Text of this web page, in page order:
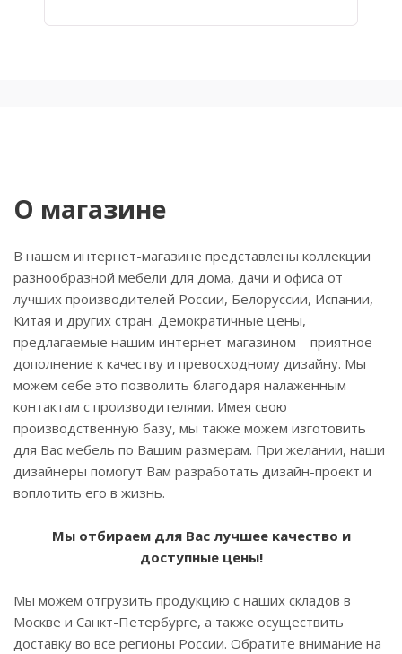
О магазине
В нашем интернет-магазине представлены коллекции
разнообразной мебели для дома, дачи и офиса от
лучших производителей России, Белоруссии, Испании,
Китая и других стран. Демократичные цены,
предлагаемые нашим интернет-магазином – приятное
дополнение к качеству и превосходному дизайну. Мы
можем себе это позволить благодаря налаженным
контактам с производителями. Имея свою
производственную базу, мы также можем изготовить
для Вас мебель по Вашим размерам. При желании, наши
дизайнеры помогут Вам разработать дизайн-проект и
воплотить его в жизнь.
Мы отбираем для Вас лучшее качество и
доступные цены!
Мы можем отгрузить продукцию с наших складов в
Москве и Санкт-Петербурге, а также осуществить
доставку во все регионы России. Обратите внимание на